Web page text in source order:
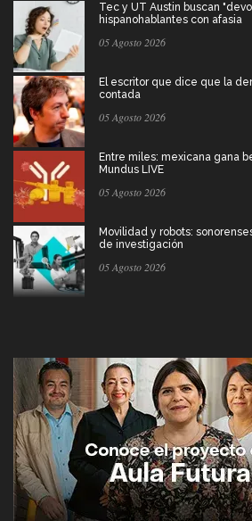
Tec y UT Austin buscan
hispanohablantes con afasia
05 Agosto 2026
El escritor que dice que la
contada
05 Agosto 2026
Entre miles: mexicana gana
Mundus LIVE
05 Agosto 2026
Movilidad y robots:
de investigación
05 Agosto 2026